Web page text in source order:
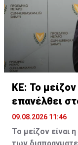
ΚΕ: Το μείζον
επανέλθει
09.08.2026 11:46
Το μείζον είναι